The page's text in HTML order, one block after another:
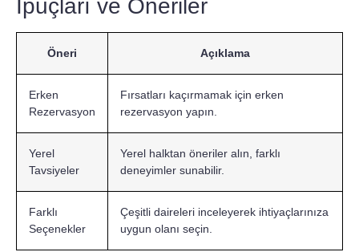
İpuçları ve Öneriler
Öneri Açıklama
Erken
Rezervasyon
Fırsatları kaçırmamak için erken
rezervasyon yapın.
Yerel
Tavsiyeler
Yerel halktan öneriler alın, farklı
deneyimler sunabilir.
Farklı
Seçenekler
Çeşitli daireleri inceleyerek ihtiyaçlarınıza
uygun olanı seçin.